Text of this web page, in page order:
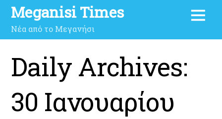
Meganisi Times
Νέα από το Μεγανήσι
Daily Archives:
30 Ιανουαρίου